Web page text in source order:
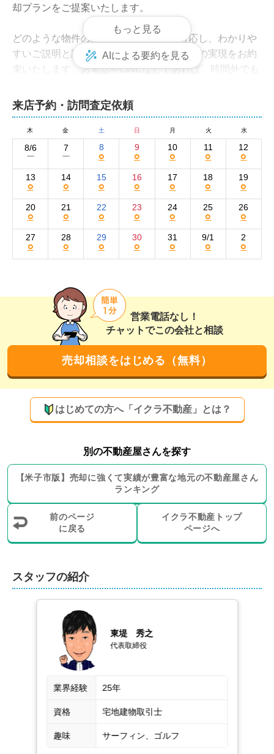
営業電話なし！
チャットでこの会社と相談
売却相談をはじめる（無料）
はじめての方へ「イクラ不動産」とは？
別の不動産屋さんを探す
【米子市版】 売却に強くて実績が豊富な地元の不動産屋さん
ランキング
前のページ
に戻る
イクラ不動産トップ
ページへ
来店予約・訪問査定依頼
木 金 土 日 月 火 水
8/6
ー
7
ー
8
○
9
○
10
○
11
○
12
○
13
○
14
○
15
○
16
○
17
○
18
○
19
○
20
○
21
○
22
○
23
○
24
○
25
○
26
○
27
○
28
○
29
○
30
○
31
○
9/1
○
2
○
却プランをご提案いたします。
どのような物件の売却も親身になって対応し、わかりや
すいご説明と誠意ある対応で公正なお取引の実現をお約
束いたします。お電話やLINEなどであれば、時間外でも
株式会社ＭＫハウジングの集客方法と売却活動
の強み
弊社の売却活動は、おもにインターネットの活用がメイ
ンです。物件情報は自社ホームページと大手不動産ポー
タルサイトのSUUMOに掲載。より詳細に物件の魅力が
伝わるよう、広告写真は購入希望者の目線に立って撮影
しています。
そのほか、購入の可能性が高いと言われている地域の買
い手に向けた看板の設置なども積極的に実施。幅広い購
また弊社には、地元ならではの幅広い人脈と信頼がござ
います。これらを駆使して新しいお客様や案件をご紹介
いただくことが多い点も、地域密着営業を続けている弊
社の強みです。
買取も対応可能！むずかしい案件でも誠意を込
めて対応いたします
弊社では、買取による売却をお選びいただくことも可能
たい場合も安心してお任せください。
また、田んぼなどの農地や山林、市街化調整区域の物件
売却もご相談可能です。過去には、住宅ローンの返済が
困難になった売主様の物件を弊社でお引き受けし、金融
機関との交渉を経て無事成約に繋げた実績もございま
す。
さらに、引越し業者や不用品処分業者のご紹介、リフォ
ームや解体工事、インスペクションの実施、瑕疵担保責
任保険のご案内など、売却に伴い必要となるサービスも
ご用意しております。売主様のご状況やニーズに合わせ
て、お気軽にお申し付けください。
不動産売却は、株式会社ＭＫハウジングにお任
せください！
弊社では、税理士や司法書士、土地家屋調査士、建築士
といった専門家とも連携しております。離婚や相続によ
てお任せください。住み替えや空き家の売却も弊社の得
もっと見る
AIによる要約を見る
スタッフの紹介
東堤　秀之
代表取締役
業界経験 25年
資格 宅地建物取引士
趣味 サーフィン、ゴルフ